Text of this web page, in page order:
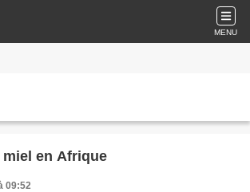
MENU
en Afrique
09:52